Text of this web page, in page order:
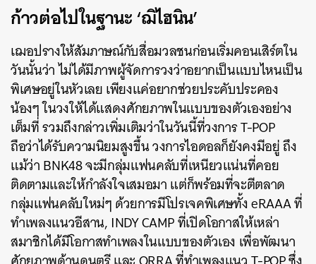
ก้าวต่อไปในฐานะ ‘ฌิไฮนิน’
เฌอปรางให้สัมภาษณ์กับสื่อมวลชนก่อนเริ่มคอนเสิร์ตใน
วันนั้นว่า ไม่ได้มีภาพผู้จัดการวงว่าอยากเป็นแบบไหนเป็น
พิเศษอยู่ในหัวเลย เพียงแค่อยากช่วยประคับประคอง
น้องๆ ในวงให้ได้แสดงศักยภาพในแบบของตัวเองอย่าง
เต็มที่ รวมถึงกล่าวเพิ่มเติมว่าในวันนี้ที่วงการ T-POP
ถือว่าได้รับความนิยมสูงขึ้น วงการไอดอลก็ยังคงมีอยู่ ถึง
แม้ว่า BNK48 จะมีกลุ่มแฟนคลับที่เหนียวแน่นที่คอย
ติดตามและให้กำลังใจเสมอมา แต่ก็พร้อมที่จะตีตลาด
กลุ่มแฟนคลับใหม่ๆ ด้วยการมีโปรเจคพิเศษทั้ง eRAAA ที่
ทำเพลงแนวอีสาน, INDY CAMP ที่เปิดโอกาสให้เหล่า
สมาชิกได้มีโอกาสทำเพลงในแบบของตัวเอง เพื่อพัฒนา